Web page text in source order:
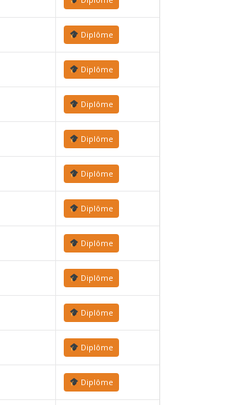
Diplôme
Diplôme
Diplôme
Diplôme
Diplôme
Diplôme
Diplôme
Diplôme
Diplôme
Diplôme
Diplôme